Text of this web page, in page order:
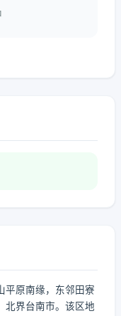
平原南缘，东邻田寮
北界台南市。该区地